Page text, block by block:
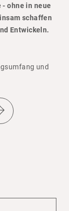
ohne in neue
schaffen
Entwickeln.
und